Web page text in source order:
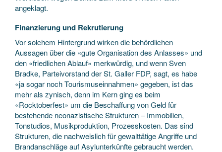
angeklagt.
Finanzierung und Rekrutierung
Vor solchem Hintergrund wirken die behördlichen
Aussagen über die «gute Organisation des Anlasses» und
den «friedlichen Ablauf» merkwürdig, und wenn Sven
Bradke, Parteivorstand der St. Galler FDP, sagt, es habe
«ja sogar noch Tourismuseinnahmen» gegeben, ist das
mehr als zynisch, denn im Kern ging es beim
«Rocktoberfest» um die Beschaffung von Geld für
bestehende neonazistische Strukturen – Immobilien,
Tonstudios, Musikproduktion, Prozesskosten. Das sind
Strukturen, die nachweislich für gewalttätige Angriffe und
Brandanschläge auf Asylunterkünfte gebraucht werden.